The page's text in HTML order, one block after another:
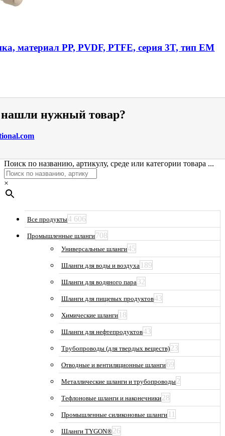
материал PP, PVDF, PTFE, серия 3T, тип EM
нужный товар?
Поиск по названию, артикулу, среде или категории товара ...
×
Все продукты4 606
Промышленные шланги708
Универсальные шланги45
Шланги для воды и воздуха 189
Шланги для водяного пара32
Шланги для пищевых продуктов43
Химические шланги 18
Шланги для нефтепродуктов43
Трубопроводы (для твердых веществ)23
Отводные и вентиляционные шланги69
Металлические шланги и трубопроводы2
Тефлоновые шланги и наконечники28
Промышленные силиконовые шланги 11
Шланги TYGON®26